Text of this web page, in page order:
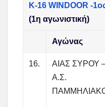
Κ-16 WINDOOR -
(1η αγωνιστική)
Αγώνας
16.
ΑΙΑΣ ΣΥΡΟΥ
Α.Σ.